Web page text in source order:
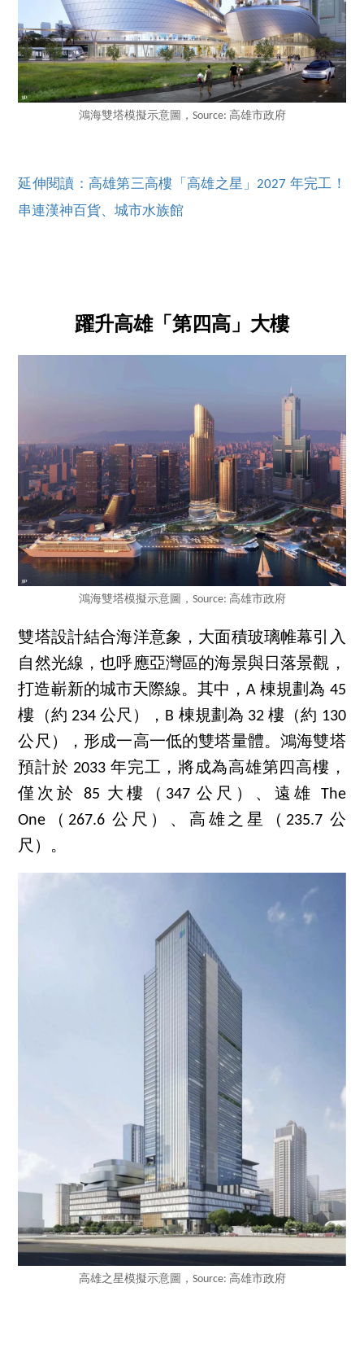
鴻海雙塔模擬示意圖，Source: 高雄市政府
延伸閱讀：高雄第三高樓「高雄之星」2027 年完工！
串連漢神百貨、城市水族館
躍升高雄「第四高」大樓
鴻海雙塔模擬示意圖，Source: 高雄市政府
雙塔設計結合海洋意象，大面積玻璃帷幕引入
自然光線，也呼應亞灣區的海景與日落景觀，
打造嶄新的城市天際線。其中，A 棟規劃為 45
樓（約 234 公尺），B 棟規劃為 32 樓（約 130
公尺），形成一高一低的雙塔量體。鴻海雙塔
預計於 2033 年完工，將成為高雄第四高樓，
僅次於 85 大樓（347 公尺）、遠雄 The
One（267.6 公尺）、高雄之星（235.7 公
尺）。
高雄之星模擬示意圖，Source: 高雄市政府